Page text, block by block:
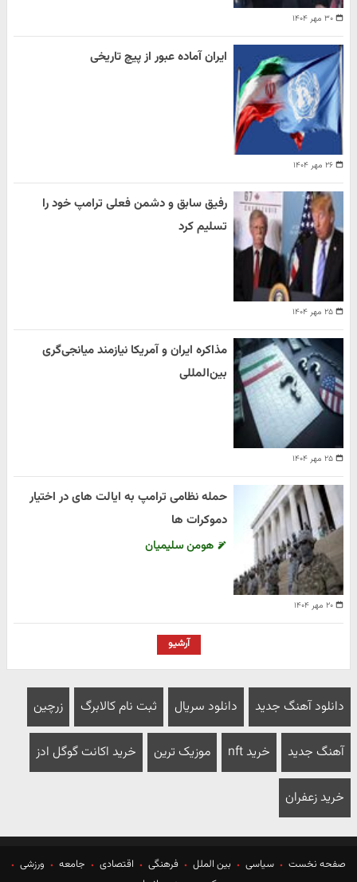
۳۰ مهر ۱۴۰۴
۲۶ مهر ۱۴۰۴
ایران آماده عبور از پیچ تاریخی
۲۵ مهر ۱۴۰۴
رفیق سابق و دشمن فعلی ترامپ خود را
تسلیم کرد
۲۵ مهر ۱۴۰۴
مذاکره ایران و آمریکا نیازمند میانجی‌گری
بین‌المللی
۲۰ مهر ۱۴۰۴
حمله نظامی ترامپ به ایالت های در اختیار
دموکرات ها
هومن سلیمیان
آرشیو
دانلود آهنگ جدید دانلود سریال ثبت نام کالابرگ زرچین
آهنگ جدید خرید nft موزیک ترین خرید اکانت گوگل ادز
خرید زعفران
صفحه نخست سیاسی بین الملل فرهنگی اقتصادی جامعه
ورزشی